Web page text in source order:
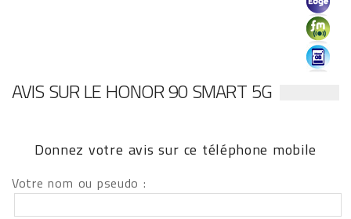
AVIS SUR LE HONOR 90 SMART 5G
Donnez votre avis sur ce téléphone mobile
Votre nom ou pseudo :